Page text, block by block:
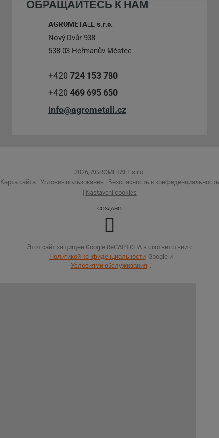
ОБРАЩАЙТЕСЬ К НАМ
AGROMETALL s.r.o.
Nový Dvůr 938
538 03 Heřmanův Městec
+420 724 153 780
+420 469 695 650
info@agrometall.cz
2026, AGROMETALL s.r.o.
Карта сайта | Условия пользования | Безопасность и конфиденциальность
| Nastavení cookies
СОЗДАНО
Этот сайт защищен Google ReCAPTCHA в соответствии с
Политикой конфиденциальности Google и
Условиями обслуживания